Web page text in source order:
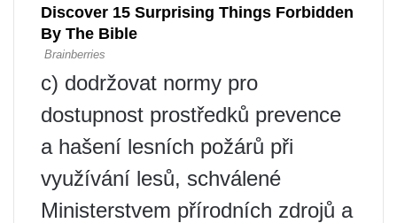
c) dodržovat normy pro
dostupnost prostředků prevence
a hašení lesních požárů při
využívání lesů, schválené
Ministerstvem přírodních zdrojů a